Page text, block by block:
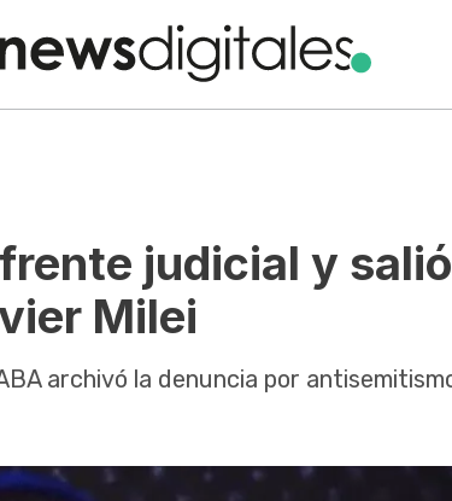
judicial y
Milei
archivó la denuncia por